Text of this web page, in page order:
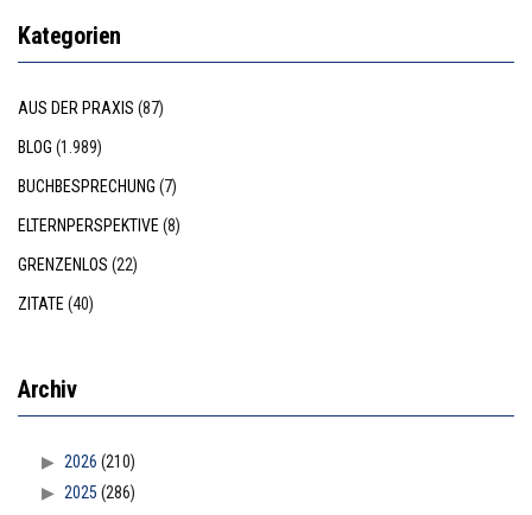
Kategorien
AUS DER PRAXIS (87)
BLOG (1.989)
BUCHBESPRECHUNG (7)
ELTERNPERSPEKTIVE(8)
GRENZENLOS (22)
ZITATE(40)
Archiv
2026 (210)
2025 (286)